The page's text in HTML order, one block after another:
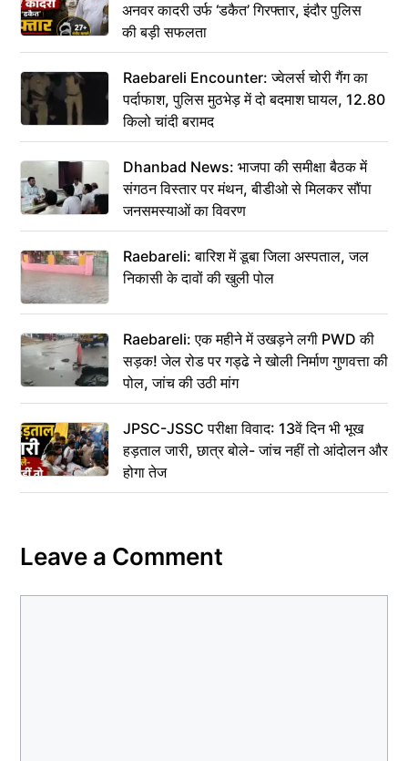
अनवर कादरी उर्फ ‘डकैत’ गिरफ्तार, इंदौर पुलिस
की बड़ी सफलता
Raebareli Encounter: ज्वेलर्स चोरी गैंग का
पर्दाफाश, पुलिस मुठभेड़ में दो बदमाश घायल, 12.80
किलो चांदी बरामद
Dhanbad News: भाजपा की समीक्षा बैठक में
संगठन विस्तार पर मंथन, बीडीओ से मिलकर सौंपा
जनसमस्याओं का विवरण
Raebareli: बारिश में डूबा जिला अस्पताल, जल
निकासी के दावों की खुली पोल
Raebareli: एक महीने में उखड़ने लगी PWD की
सड़क! जेल रोड पर गड्ढे ने खोली निर्माण गुणवत्ता की
पोल, जांच की उठी मांग
JPSC-JSSC परीक्षा विवाद: 13वें दिन भी भूख
हड़ताल जारी, छात्र बोले- जांच नहीं तो आंदोलन और
होगा तेज
Leave a Comment